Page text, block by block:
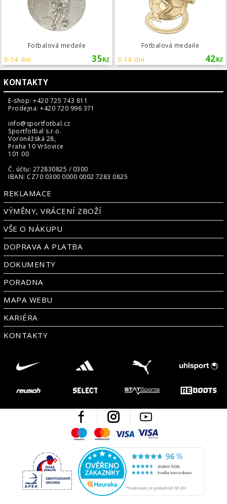
Fotbalová medaile
35Kč
3-14 dní
Fotbalová medaile
42Kč
3-14 dní
KONTAKTY
E-shop: +420 725 743 811
Prodejna: +420 720 996 371
info@sportfotbal.cz
Sportfotbal s.r.o.
Voroněžská 28,
Praha 10 Vršovice
101 00
Č. účtu: 272830825 / 0300
IBAN: CZ70 0300 0000 0002 7283 0825
REKLAMACE
VÝMĚNY, VRÁCENÍ ZBOŽÍ
VŠE O NÁKUPU
DOPRAVA A PLATBA
DOKUMENTY
PORADNA
MAPA WEBU
KARIÉRA
KONTAKTY
Facebook Instagram
MaestroMastercard
Visa
Česká kvalita